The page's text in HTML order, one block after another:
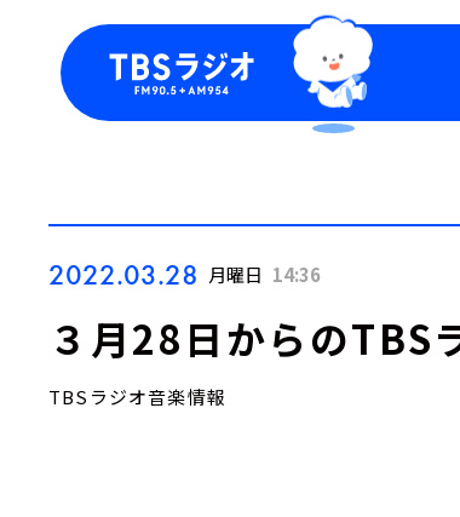
2022.03.28 月曜日 14:36
３月28日からのTBS
TBSラジオ音楽情報